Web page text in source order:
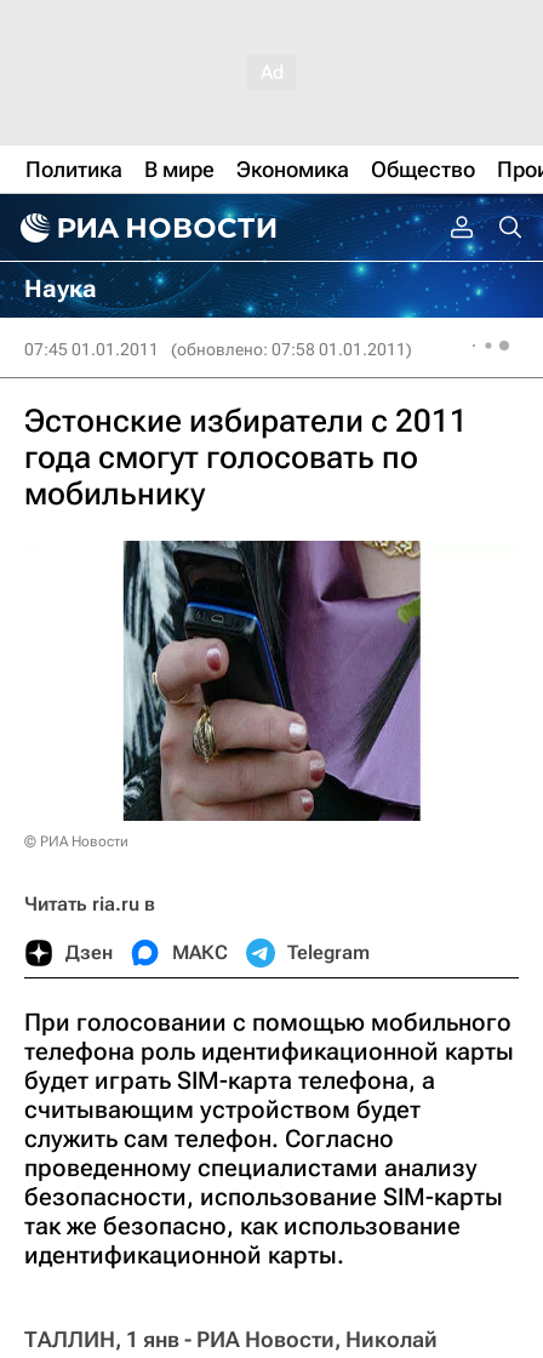
Политика В мире Экономика Общество
Наука
07:45 01.01.2011 (обновлено: 07:58 01.01.2011)
Эстонские избиратели с 2011
года смогут голосовать по
мобильнику
© РИА Новости
Читать ria.ru в
Дзен МАКС Telegram
При голосовании с помощью мобильного
телефона роль идентификационной карты
будет играть SIM-карта телефона, а
считывающим устройством будет
служить сам телефон. Согласно
проведенному специалистами анализу
безопасности, использование SIM-карты
так же безопасно, как использование
идентификационной карты.
ТАЛЛИН, 1 янв - РИА Новости, Николай